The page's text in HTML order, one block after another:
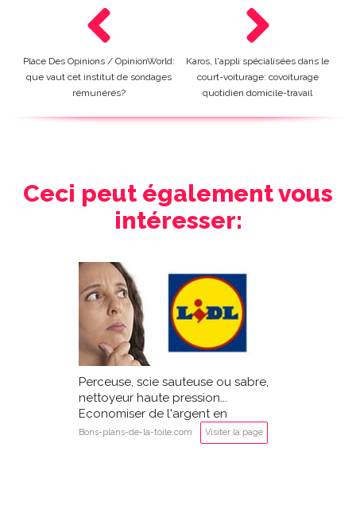
Place Des Opinions / OpinionWorld:
que vaut cet institut de sondages
rémunérés?
Karos, l'appli spécialisées dans le
court-voiturage: covoiturage
quotidien domicile-travail
Ceci peut également vous
intéresser:
Perceuse, scie sauteuse ou sabre,
nettoyeur haute pression...
Economiser de l'argent en
achetant des outils LIDL Parkside?
Bons-plans-de-la-toile.com Visiter la page